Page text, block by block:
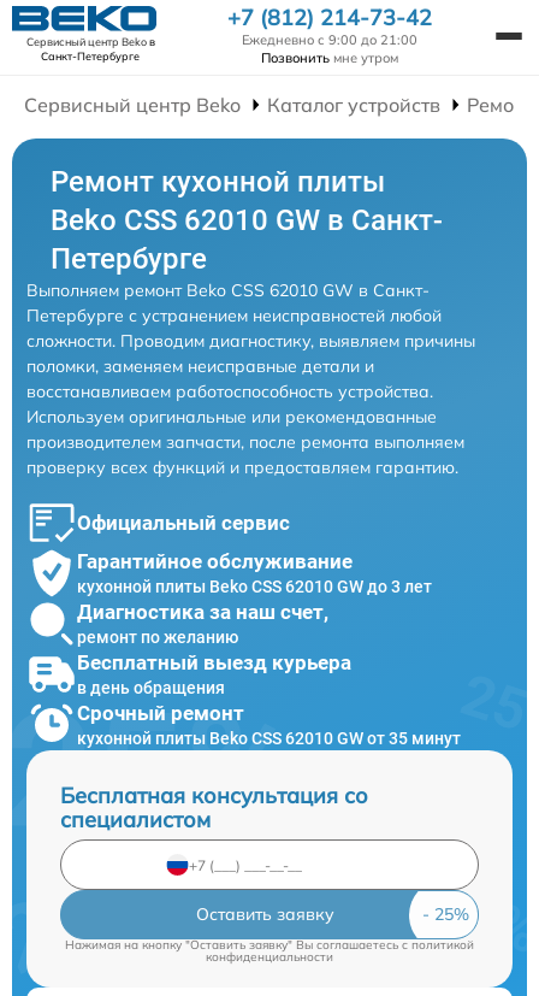
Сервисный центр Bekoв
Санкт-Петербурге
+7 (812) 214-73-42
Ежедневно с 9:00 до 21:00
Позвонить мне утром
Сервисный центр Beko Каталог устройств
Ремонт кухонной плиты
Beko CSS 62010 GW в Санкт-
Петербурге
Выполняем ремонт Beko CSS 62010 GW в Санкт-
Петербурге с устранением неисправностей любой
сложности. Проводим диагностику, выявляем причины
поломки, заменяем неисправные детали и
восстанавливаем работоспособность устройства.
Используем оригинальные или рекомендованные
производителем запчасти, после ремонта выполняем
проверку всех функций и предоставляем гарантию.
Официальный сервис
Гарантийное обслуживание
кухонной плиты Beko CSS 62010 GW до 3 лет
Диагностика за наш счет,
ремонт по желанию
Бесплатный выезд курьера
в день обращения
Срочный ремонт
кухонной плиты Beko CSS 62010 GW от 35 минут
Бесплатная консультация со
специалистом
Оставить заявку
Нажимая на кнопку "Оставить заявку" Вы соглашаетесь cполитикой
конфиденциальности